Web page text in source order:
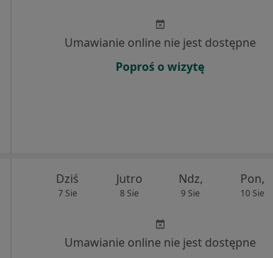
Umawianie online nie jest dostępne
Poproś o wizytę
Dziś
7 Sie
Jutro
8 Sie
Ndz,
9 Sie
Pon,
10 Sie
Umawianie online nie jest dostępne